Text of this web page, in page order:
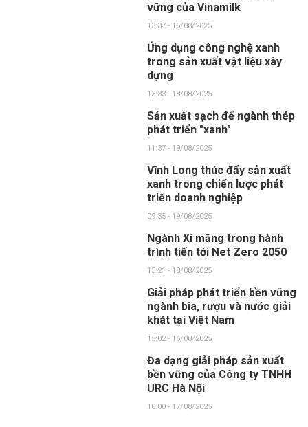
vững của Vinamilk
13:37 - 15/08/2025
Ứng dụng công nghệ xanh
trong sản xuất vật liệu xây
dựng
13:33 - 18/08/2025
Sản xuất sạch để ngành thép
phát triển "xanh"
11:37 - 19/08/2025
Vĩnh Long thúc đẩy sản xuất
xanh trong chiến lược phát
triển doanh nghiệp
09:35 - 19/08/2025
Ngành Xi măng trong hành
trình tiến tới Net Zero 2050
13:21 - 18/08/2025
Giải pháp phát triển bền vững
ngành bia, rượu và nước giải
khát tại Việt Nam
15:02 - 16/08/2025
Đa dạng giải pháp sản xuất
bền vững của Công ty TNHH
URC Hà Nội
10:00 - 17/08/2025